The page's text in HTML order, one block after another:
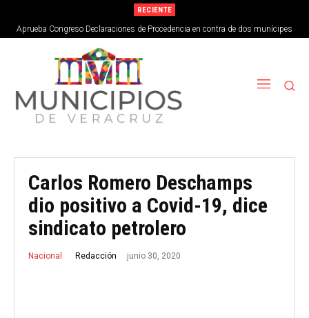
RECIENTE
Aprueba Congreso Declaraciones de Procedencia en contra de dos munícipes
Carlos Romero Deschamps
dio positivo a Covid-19, dice
sindicato petrolero
Nacional Redacción junio 30, 2020